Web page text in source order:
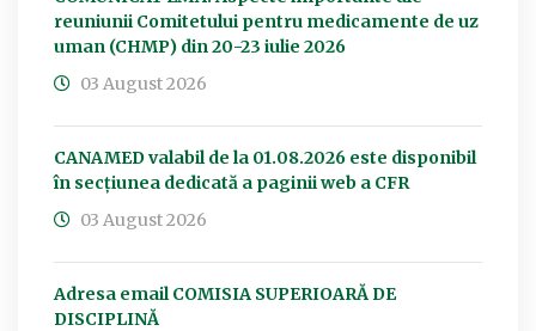
reuniunii Comitetului pentru medicamente de uz
uman (CHMP) din 20-23 iulie 2026
03 August 2026
CANAMED valabil de la 01.08.2026 este disponibil
în secțiunea dedicată a paginii web a CFR
03 August 2026
Adresa email COMISIA SUPERIOARĂ DE
DISCIPLINĂ